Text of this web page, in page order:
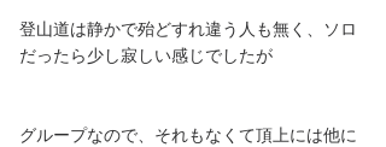
登山道は静かで殆どすれ違う人も無く、ソロ
だったら少し寂しい感じでしたが
グループなので、それもなくて頂上には他に